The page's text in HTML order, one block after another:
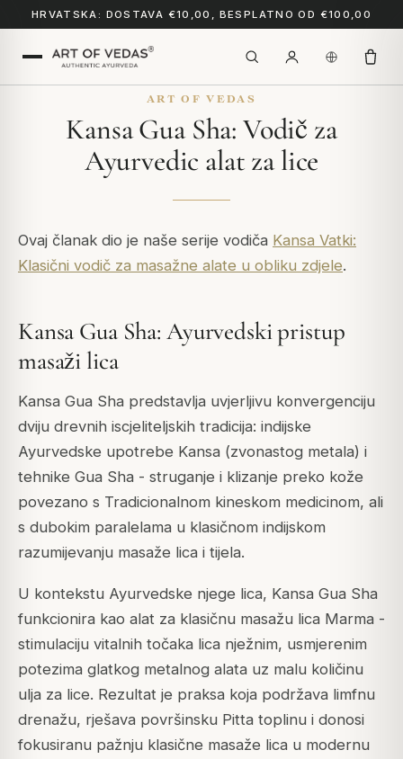
HRVATSKA: DOSTAVA €10,00, BESPLATNO OD €100,00
ART OF VEDAS
Kansa Gua Sha: Vodič za
Ayurvedic alat za lice
Ovaj članak dio je naše serije vodiča Kansa Vatki:
Klasični vodič za masažne alate u obliku zdjele.
Kansa Gua Sha: Ayurvedski pristup
masaži lica
Kansa Gua Sha predstavlja uvjerljivu konvergenciju
dviju drevnih iscjeliteljskih tradicija: indijske
Ayurvedske upotrebe Kansa (zvonastog metala) i
tehnike Gua Sha - struganje i klizanje preko kože
povezano s Tradicionalnom kineskom medicinom, ali
s dubokim paralelama u klasičnom indijskom
razumijevanju masaže lica i tijela.
U kontekstu Ayurvedske njege lica, Kansa Gua Sha
funkcionira kao alat za klasičnu masažu lica Marma -
stimulaciju vitalnih točaka lica nježnim, usmjerenim
potezima glatkog metalnog alata uz malu količinu
ulja za lice. Rezultat je praksa koja podržava limfnu
drenažu, rješava površinsku Pitta toplinu i donosi
fokusiranu pažnju klasične masaže lica u modernu